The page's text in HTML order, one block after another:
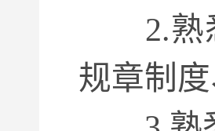
2.熟悉
规章制